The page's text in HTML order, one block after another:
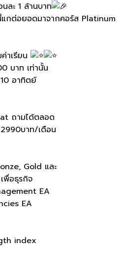
ละ​ 1 ล้านบาท​
กต่อยอดมาจากคอร์ส Platinum
าเรียน
บาท​ เท่านั้น
10 อาทิตย์
ถามได้ตลอด
บาท/เดือน
Gold และ
พื่อธุรกิจ
EA
EA
index